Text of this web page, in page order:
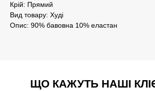
Крій: Прямий
Вид товару: Худі
Опис: 90% бавовна 10% еластан
ЩО КАЖУТЬ НАШІ